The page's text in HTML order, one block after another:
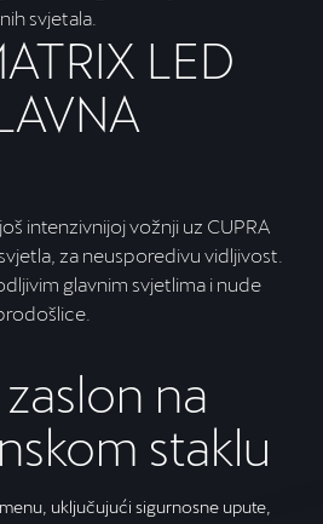
svjetala.
LED
intenzivnijoj vožnji uz CUPRA
za neusporedivu vidljivost.
glavnim svjetlima i nude
na
staklu
uključujući sigurnosne upute,